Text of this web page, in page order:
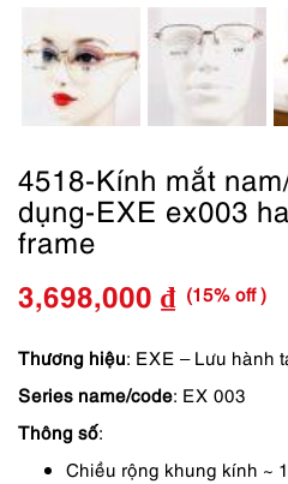
4518-Kính mắt
dụng-EXE ex003
frame
Giá
gốc
là:
3,698,000 ₫
Giá
hiện
tại
(15% off )
Thương hiệu: EXE – Lưu hành
Series name/code: EX 003
Thông số:
Chiều rộng khung kính ~